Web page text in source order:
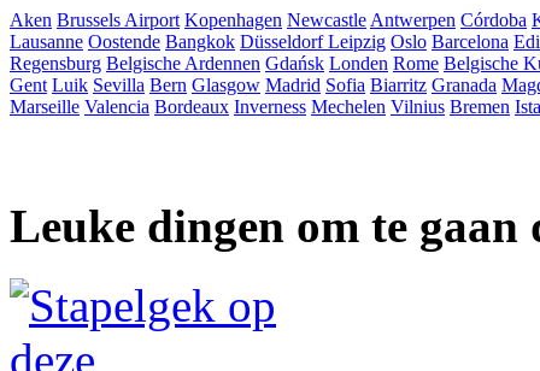
Aken Brussels Airport Kopenhagen Newcastle Antwerpen Córdoba
Lausanne Oostende Bangkok DüsseldorfLeipzig Oslo Barcelona
Regensburg Belgische Ardennen Gdańsk Londen Rome Belgische
Gent Luik Sevilla Bern Glasgow Madrid Sofia Biarritz Granada
Marseille Valencia Bordeaux Inverness Mechelen Vilnius Bremen
Leuke dingen om te gaan